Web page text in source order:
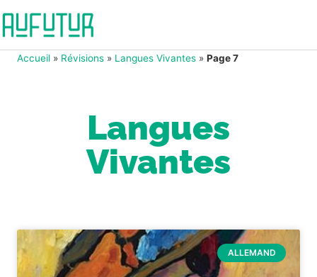
Accueil » Révisions » Langues Vivantes » Page 7
Langues
Vivantes
ALLEMAND